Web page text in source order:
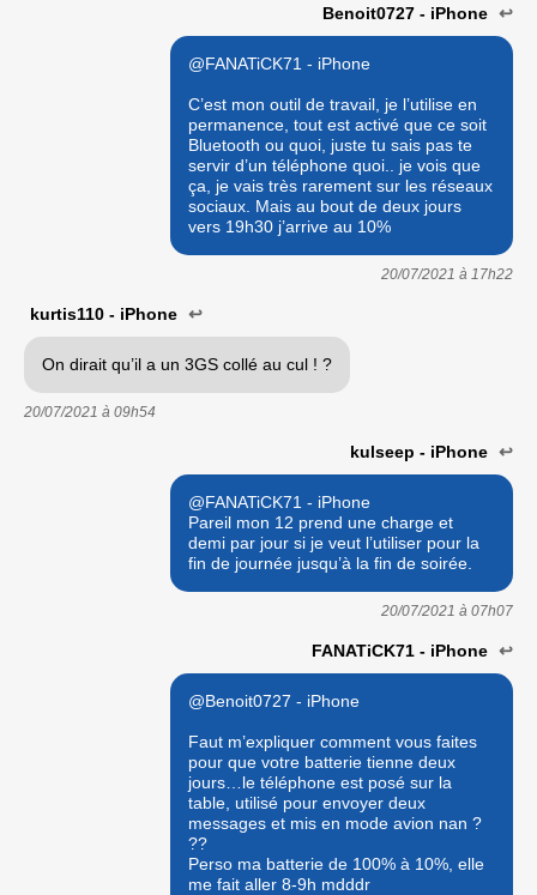
Benoit0727 - iPhone ↩
@FANATiCK71 - iPhone
C’est mon outil de travail, je l’utilise en
permanence, tout est activé que ce soit
Bluetooth ou quoi, juste tu sais pas te
servir d’un téléphone quoi.. je vois que
ça, je vais très rarement sur les réseaux
sociaux. Mais au bout de deux jours
vers 19h30 j’arrive au 10%
20/07/2021 à 17h22
kurtis110 - iPhone ↩
On dirait qu’il a un 3GS collé au cul ! ?
20/07/2021 à 09h54
kulseep - iPhone ↩
@FANATiCK71 - iPhone
Pareil mon 12 prend une charge et
demi par jour si je veut l’utiliser pour la
fin de journée jusqu’à la fin de soirée.
20/07/2021 à 07h07
FANATiCK71 - iPhone ↩
@Benoit0727 - iPhone
Faut m’expliquer comment vous faites
pour que votre batterie tienne deux
jours…le téléphone est posé sur la
table, utilisé pour envoyer deux
messages et mis en mode avion nan ?
??
Perso ma batterie de 100% à 10%, elle
me fait aller 8-9h mdddr